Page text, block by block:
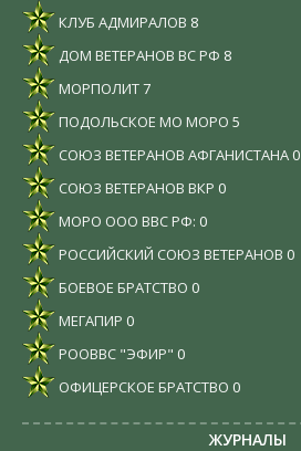
КЛУБ АДМИРАЛОВ 8
ДОМ ВЕТЕРАНОВ ВС РФ 8
МОРПОЛИТ7
ПОДОЛЬСКОЕ МО МОРО 5
СОЮЗ ВЕТЕРАНОВ АФГАНИСТАНА 0
СОЮЗ ВЕТЕРАНОВ ВКР 0
МОРО ООО ВВС РФ: 0
РОССИЙСКИЙ СОЮЗ ВЕТЕРАНОВ 0
БОЕВОЕ БРАТСТВО 0
МЕГАПИР 0
РООВВС "ЭФИР" 0
ОФИЦЕРСКОЕ БРАТСТВО 0
ЖУРНАЛЫ